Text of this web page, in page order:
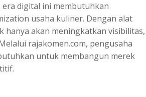
digital ini membutuhkan
usaha kuliner. Dengan alat
hanya akan meningkatkan visibilitas,
rajakomen.com, pengusaha
untuk membangun merek